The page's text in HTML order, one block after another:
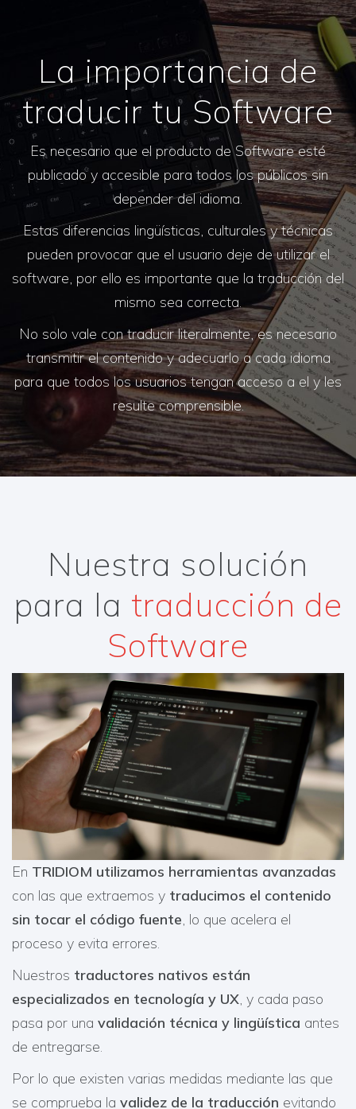
La importancia de
traducir tu Software
Es necesario que el producto de Software esté
publicado y accesible para todos los públicos sin
depender del idioma.
Estas diferencias lingüísticas, culturales y técnicas
pueden provocar que el usuario deje de utilizar el
software, por ello es importante que la traducción del
mismo sea correcta.
No solo vale con traducir literalmente, es necesario
transmitir el contenido y adecuarlo a cada idioma
para que todos los usuarios tengan acceso a el y les
resulte comprensible.
Nuestra solución
para la traducción de
Software
En TRIDIOM utilizamos herramientas avanzadas
con las que extraemos y traducimos el contenido
sin tocar el código fuente, lo que acelera el
proceso y evita errores.
Nuestros traductores nativos están
especializados en tecnología y UX, y cada paso
pasa por una validación técnica y lingüística antes
de entregarse.
Por lo que existen varias medidas mediante las que
se comprueba la validez de la traducción evitando